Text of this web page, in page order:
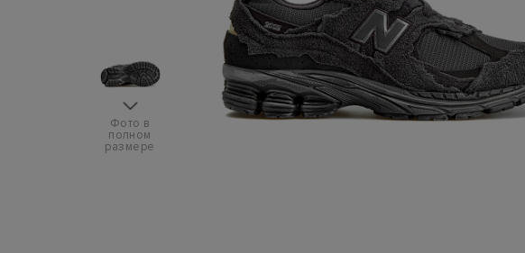
Фото в
полном
размере